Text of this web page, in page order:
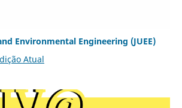
Environmental Engineering (JUEE)
Atual